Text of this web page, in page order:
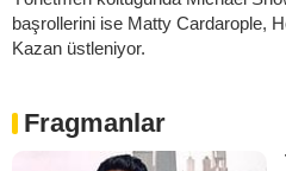
başrollerini ise Matty Cardarople,
Kazan üstleniyor.
Fragmanlar